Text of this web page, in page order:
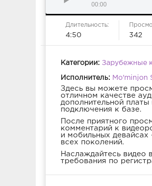
00:00
Длительность:
4:50 342
Категории: Зарубежные
Исполнитель: Mo'minjon
Здесь вы можете
отличном качестве
дополнительной
подключения к базе.
После приятного
комментарий к
и мобильных девайсах
всех поколений.
Наслаждайтесь видео
требования по